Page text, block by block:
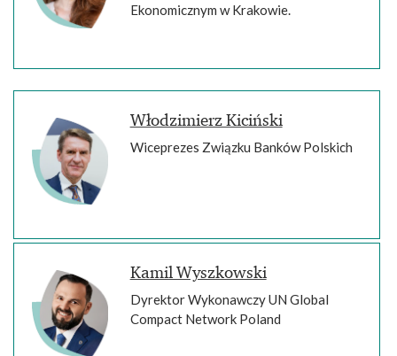
Ekonomicznym w Krakowie.
Włodzimierz Kiciński
Wiceprezes Związku Banków Polskich
Kamil Wyszkowski
Dyrektor Wykonawczy UN Global
Compact Network Poland